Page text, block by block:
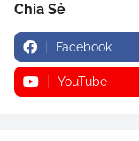
Chia Sẻ
Facebook
YouTube